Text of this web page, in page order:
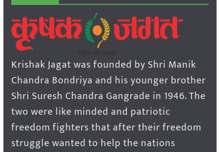
Krishak Jagat was founded by Shri Manik
Chandra Bondriya and his younger brother
Shri Suresh Chandra Gangrade in 1946. The
two were like minded and patriotic
freedom fighters that after their freedom
struggle wanted to help the nations